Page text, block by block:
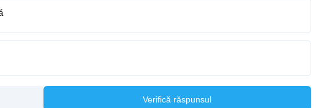
Verifică răspunsul